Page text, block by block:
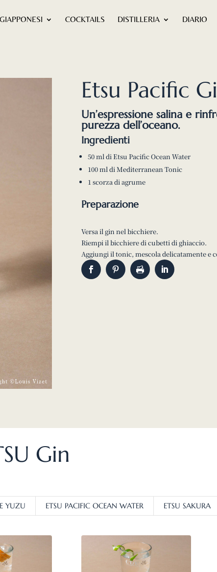
COCKTAILS DISTILLERIA DIARIO
Etsu Pacific
Un’espressione salina e
purezza dell’oceano.
Ingredienti
50 ml di Etsu Pacific Ocean Water
100 ml di Mediterranean Tonic
1 scorza di agrume
Preparazione
Versa il gin nel bicchiere.
Riempi il bicchiere di cubetti di ghiaccio.
Aggiungi il tonic, mescola delicatamente e
Gin
YUZU ETSU PACIFIC OCEAN WATER ETSU SAKURA